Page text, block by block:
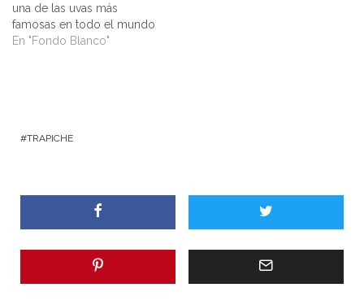
una de las uvas más
famosas en todo el mundo
por su gran adaptabilidad
Una variedad originaria de
En "Fondo Blanco"
TRAPICHE